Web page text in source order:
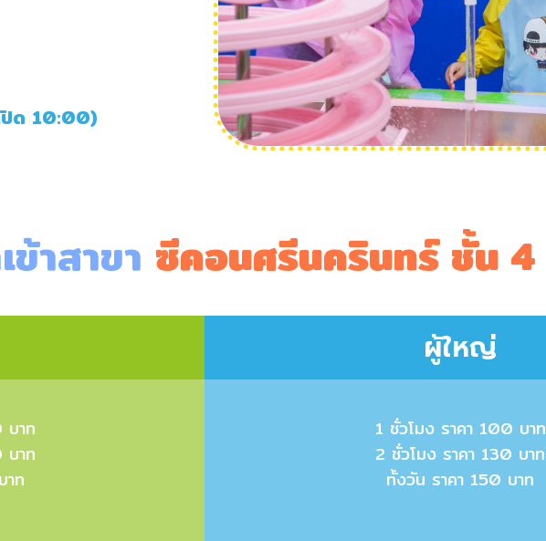
ปิด 10:00)
ข้าสาขา ซีคอนศรีนครินทร์ ชั้น 4
ผู้ใหญ่
บาท
บาท
ท
1 ชั่วโมง ราคา 100 บาท
2 ชั่วโมง ราคา 130 บาท
ทั้งวัน ราคา 150 บาท